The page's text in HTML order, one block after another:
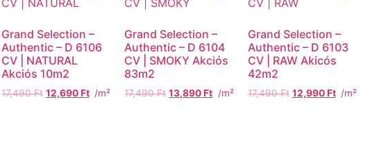
Grand Selection –
Authentic – D 6106
CV | NATURAL
Akciós 10m2
17,490Ft 12,690Ft /m²
Grand Selection –
Authentic – D 6104
CV | SMOKY Akciós
83m2
17,490Ft 13,890Ft /m²
Grand Selection –
Authentic – D 6103
CV | RAW Akicós
42m2
17,490Ft 12,990Ft /m²